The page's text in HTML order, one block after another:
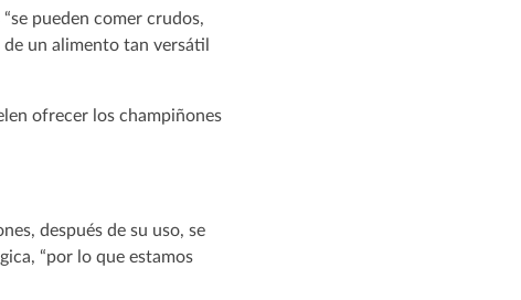
pueden comer crudos,
de un alimento tan versátil
ofrecer los champiñones
después de su uso, se
“por lo que estamos